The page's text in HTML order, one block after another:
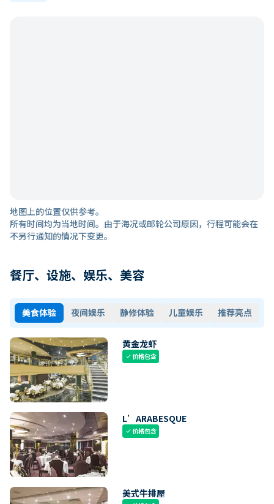
地图上的位置仅供参考。
所有时间均为当地时间。由于海况或邮轮公司原因，行程可能会在
不另行通知的情况下变更。
餐厅、设施、娱乐、美容
美食体验 夜间娱乐 静修体验 儿童娱乐 推荐亮点
黄金龙虾
check价格包含
L’ARABESQUE
check价格包含
美式牛排屋